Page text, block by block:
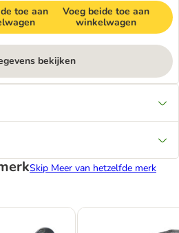
toe aan
Voeg beide toe aan
winkelwagen
bekijken
Skip Meer van hetzelfde merk